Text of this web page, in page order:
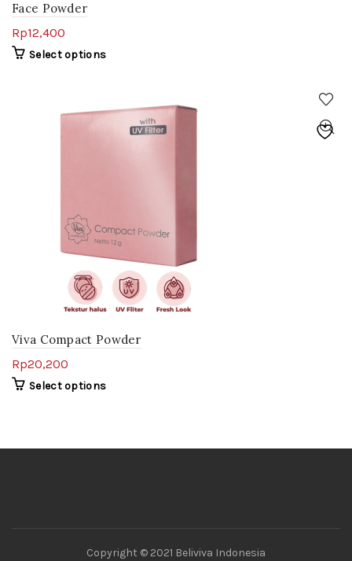
Face Powder
Rp12,400
Select options
Viva Compact Powder
Rp20,200
Select options
Copyright © 2021 Beliviva Indonesia